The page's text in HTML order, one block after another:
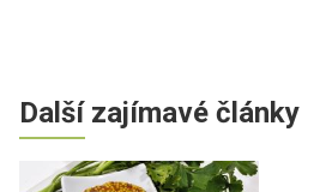
Další zajímavé články